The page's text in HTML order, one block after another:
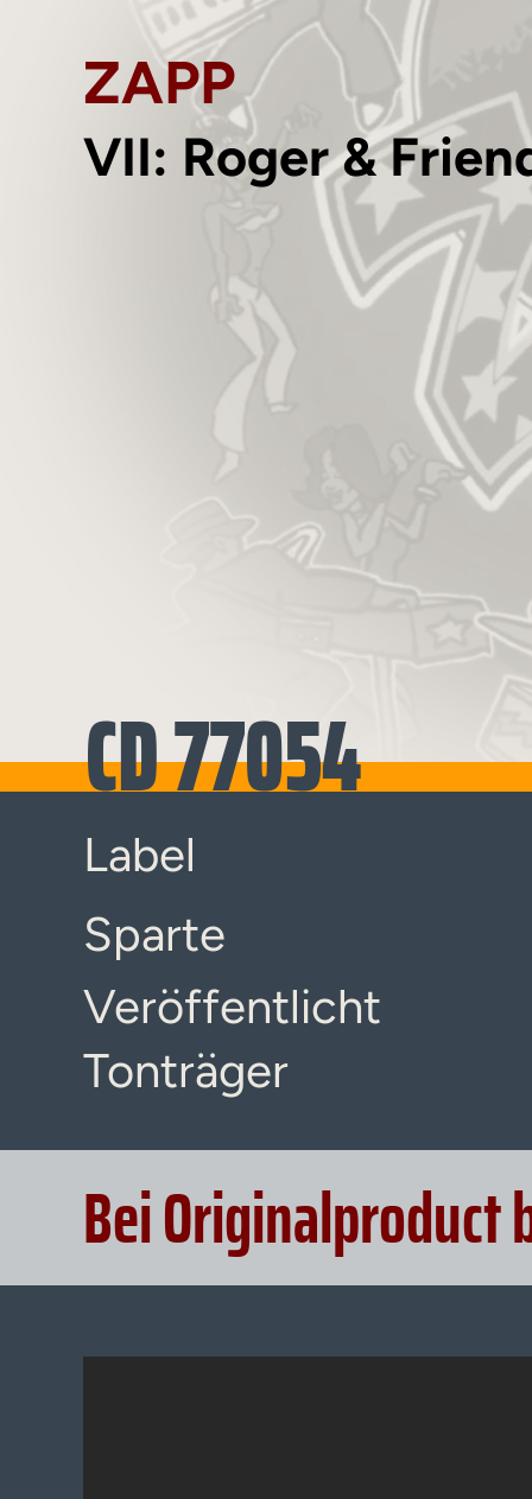
ZAPP
VII: Roger &
CD 77054
Label
Sparte
Veröffentlicht
Tonträger
Bei Originalproduct